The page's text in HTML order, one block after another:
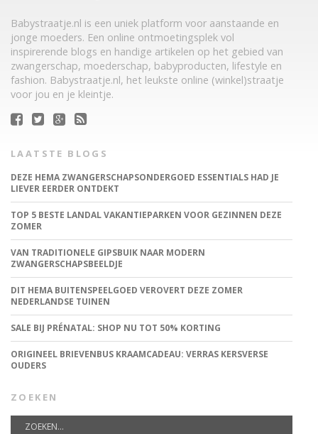
Babystraatje.nl is een uniek platform voor aanstaande en
jonge moeders. Een online ontmoetingsplek vol
inspirerende blogs en handige artikelen op het gebied van
zwangerschap, moederschap, babyproducten, lifestyle en
fashion. Babystraatje.nl, het leukste online (winkel)straatje
voor jou en je kleintje.
LAATSTE BLOGS
DEZE HEMA ZWANGERSCHAPSONDERGOED ESSENTIALS HAD JE
LIEVER EERDER ONTDEKT
TOP 5 BESTE LANDAL VAKANTIEPARKEN VOOR GEZINNEN DEZE
ZOMER
VAN TRADITIONELE GIPSBUIK NAAR MODERN
ZWANGERSCHAPSBEELDJE
DIT HEMA BUITENSPEELGOED VEROVERT DEZE ZOMER
NEDERLANDSE TUINEN
SALE BIJ PRÉNATAL: SHOP NU TOT 50% KORTING
ORIGINEEL BRIEVENBUS KRAAMCADEAU: VERRAS KERSVERSE
OUDERS
ZOEKEN